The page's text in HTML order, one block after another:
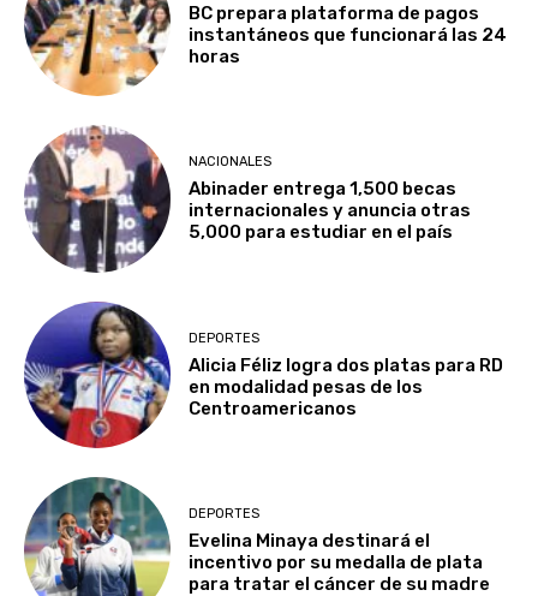
BC prepara plataforma de pagos
instantáneos que funcionará las 24
horas
NACIONALES
Abinader entrega 1,500 becas
internacionales y anuncia otras
5,000 para estudiar en el país
DEPORTES
Alicia Féliz logra dos platas para RD
en modalidad pesas de los
Centroamericanos
DEPORTES
Evelina Minaya destinará el
incentivo por su medalla de plata
para tratar el cáncer de su madre